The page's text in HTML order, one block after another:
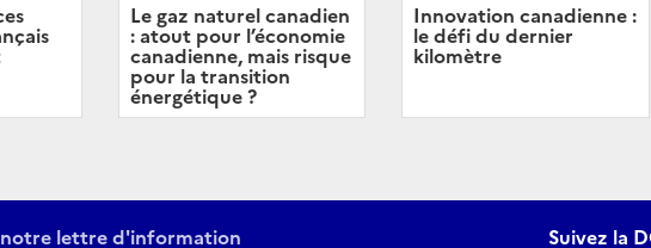
Le gaz naturel canadien
: atout pour l’économie
canadienne, mais risque
pour la transition
énergétique ?
Innovation canadienne :
le défi du dernier
kilomètre
lettre d'information Suivez la